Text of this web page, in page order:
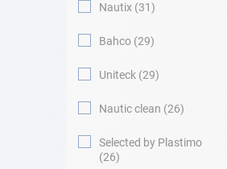
Nautix 31
Bahco 29
Uniteck 29
Nautic clean 26
Selected by Plastimo
26